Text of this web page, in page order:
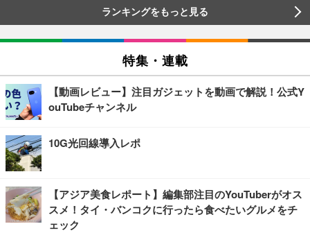
ランキングをもっと見る
特集・連載
【動画レビュー】注目ガジェットを動画で解説！公式Y
ouTubeチャンネル
10G光回線導入レポ
【アジア美食レポート】編集部注目のYouTuberがオス
スメ！タイ・バンコクに行ったら食べたいグルメをチ
ェック